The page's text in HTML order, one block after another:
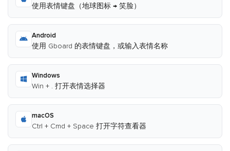
使用表情键盘（地球图标 → 笑脸）
Android
使用 Gboard 的表情键盘，或输入表情名称
Windows
Win + . 打开表情选择器
macOS
Ctrl + Cmd + Space 打开字符查看器